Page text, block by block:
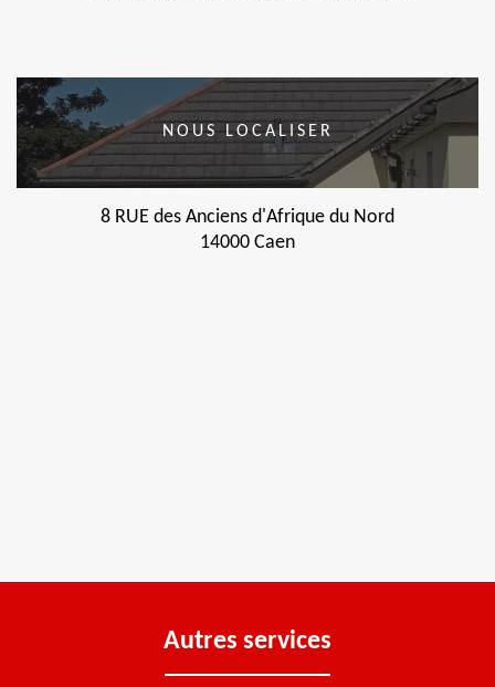
NOUS LOCALISER
8 RUE des Anciens d'Afrique du Nord
14000 Caen
Autres services